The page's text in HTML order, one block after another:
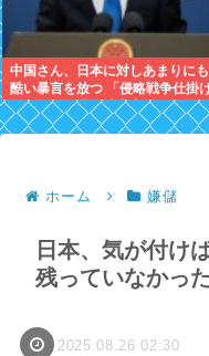
中国さん、日本に対しあまりにも
酷い暴言を放つ 「侵略戦争仕掛
たくせに原爆で被害者ビジネスす
るな」
ホーム 嫌儲
日本、気が付け
残っていなかっ
2025.08.26 02:30